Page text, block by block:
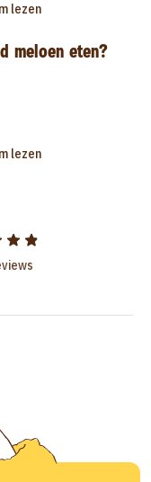
lezen
meloen eten?
lezen